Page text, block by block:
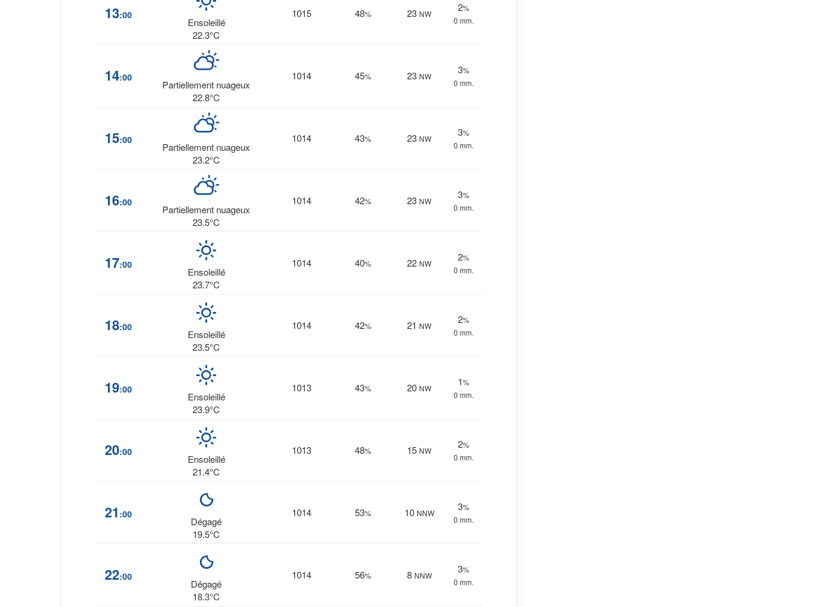
13:00
Ensoleillé
22.3°C
1015 48% 23 NW
2%
0 mm.
14:00
Partiellement nuageux
22.8°C
1014 45% 23 NW
3%
0 mm.
15:00
Partiellement nuageux
23.2°C
1014 43% 23 NW
3%
0 mm.
16:00
Partiellement nuageux
23.5°C
1014 42% 23 NW
3%
0 mm.
17:00
Ensoleillé
23.7°C
1014 40% 22 NW
2%
0 mm.
18:00
Ensoleillé
23.5°C
1014 42% 21 NW
2%
0 mm.
19:00
Ensoleillé
23.9°C
1013 43% 20 NW
1%
0 mm.
20:00
Ensoleillé
21.4°C
1013 48% 15 NW
2%
0 mm.
21 :00
Dégagé
19.5°C
1014 53% 10 NNW
3%
0 mm.
22:00
Dégagé
18.3°C
1014 56% 8 NNW
3%
0 mm.